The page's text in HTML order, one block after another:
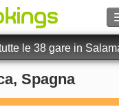
le 38 gare in
Spagna